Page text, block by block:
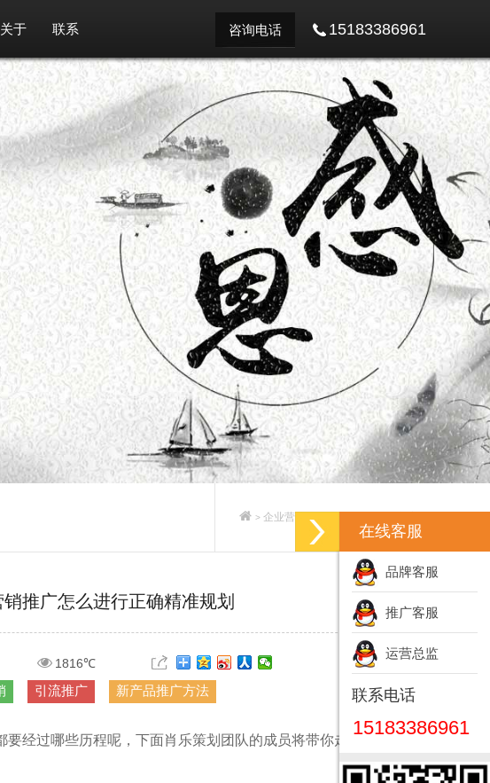
关于 联系 咨询电话 15183386961
> 企业营销策划_企业营销策划方案
推广怎么进行正确精准规划
1816℃
引流推广 新产品推广方法
经过哪些历程呢，下面肖乐策划团队的成员将带你走近
在线客服
品牌客服
推广客服
运营总监
联系电话
15183386961